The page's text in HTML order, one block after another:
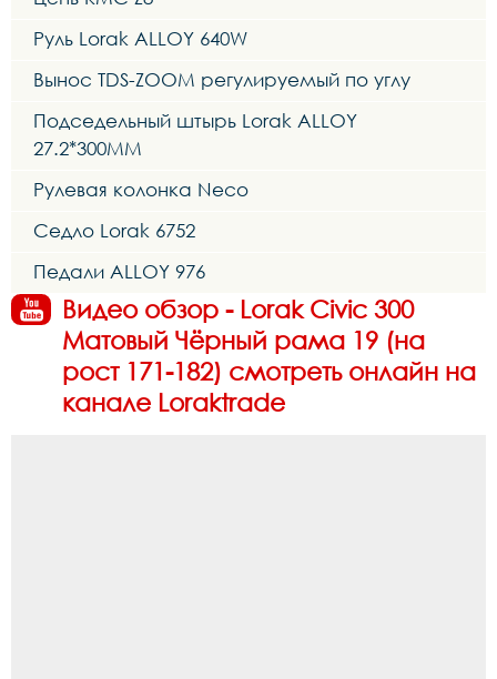
Руль Lorak ALLOY 640W
Вынос TDS-ZOOM регулируемый по углу
Подседельный штырь Lorak ALLOY
27.2*300MM
Рулевая колонка Neco
Седло Lorak 6752
Педали ALLOY 976
Видео обзор - Lorak Civic 300
Матовый Чёрный рама 19 (на
рост 171-182) смотреть онлайн на
канале Loraktrade